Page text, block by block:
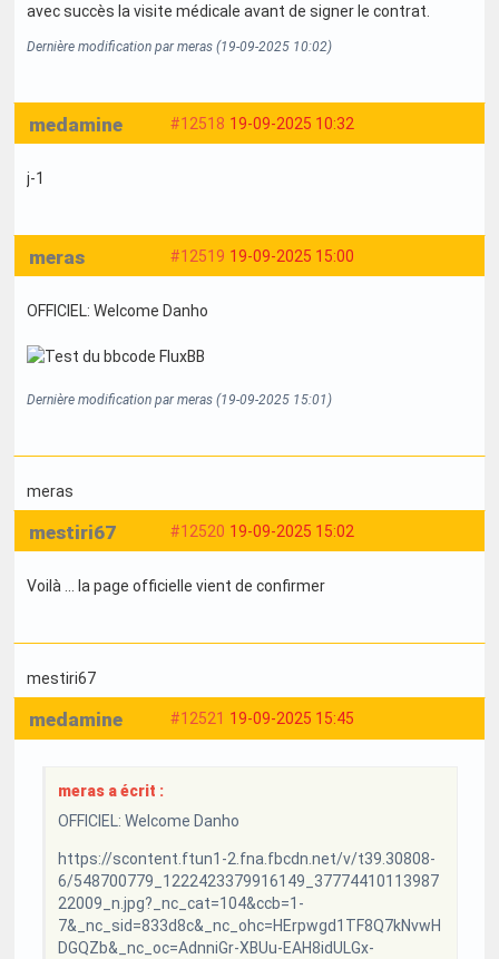
avec succès la visite médicale avant de signer le contrat.
Dernière modification par meras (19-09-2025 10:02)
#12518 19-09-2025 10:32
medamine
j-1
#12519 19-09-2025 15:00
meras
OFFICIEL: Welcome Danho
Dernière modification par meras (19-09-2025 15:01)
meras
#12520 19-09-2025 15:02
mestiri67
Voilà … la page officielle vient de confirmer
mestiri67
#12521 19-09-2025 15:45
medamine
meras a écrit :
OFFICIEL: Welcome Danho
https://scontent.ftun1-2.fna.fbcdn.net/v/t39.30808-
6/548700779_1222423379916149_37774410113987
22009_n.jpg?_nc_cat=104&ccb=1-
7&_nc_sid=833d8c&_nc_ohc=HErpwgd1TF8Q7kNvwH
DGQZb&_nc_oc=AdnniGr-XBUu-EAH8idULGx-